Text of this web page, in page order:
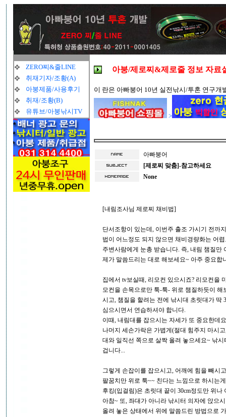
ZERO찌&줄LINE
취재기자/조황(A)
아붕제품/사용후기
취재/조황(B)
유튜브/아붕낚시TV
아붕/제로찌&제로줄 정보 자료
이 란은 아빠붕어 10년 실전낚시/투혼 연구개
>
아빠붕어
[제로찌 맞춤]-참고하세요
None
[내림조사님 제로찌 채비법]
단서조항이 있는데, 이번주 출조 가시기 전까
법이 어느정도 되지 않으면 채비경량화는 어
주변사람에게 눈총 받습니다. 즉, 내림 챔질
제가 말씀드리는 대로 해보세요~ 아주 중요합
집에서 tv보실때, 리모컨 있으시죠? 리모컨을
모컨을 손목으로만 툭-툭- 위로 챔질하듯이
시고, 챔질을 할려는 전에 낚시대 초릿대가 딱
심으시면서 연습하셔야 합니다.
이때, 내림대를 잡으시는 자세가 또 중요한데
나머지 세손가락은 가볍게(절대 힘주지 마시
대와 일직선 쪽으로 살짝 올려 놓으세요~ 낚
겁니다...
그렇게 손잡이를 잡으시고, 어깨에 힘을 빼시
팔꿈치만 위로 툭~~ 친다는 느낌으로 하시는
후킹(입걸림)은 초릿대 끝이 30cm정도만 위
아참~ 또, 좌대가 아니라 낚시터 의자에 앉으
올려 놓은 상태에서 위에 말씀드린 방법으로